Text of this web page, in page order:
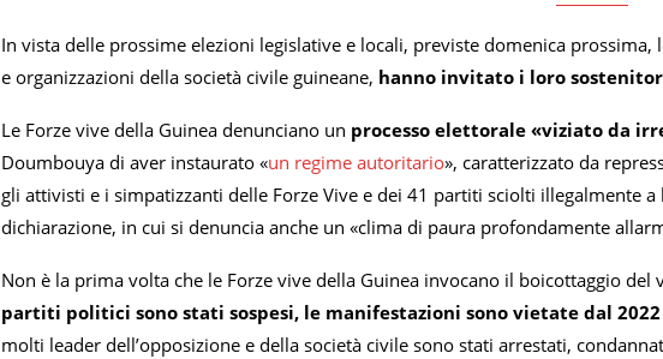
In vista delle prossime elezioni legislative e locali, previste domenica
e organizzazioni della società civile guineane, hanno invitato i loro
Le Forze vive della Guinea denunciano un processo elettorale «viziato da
Doumbouya di aver instaurato «un regime autoritario», caratterizzato da
gli attivisti e i simpatizzanti delle Forze Vive e dei 41 partiti sciolti illegalmente
dichiarazione, in cui si denuncia anche un «clima di paura profondamente
Non è la prima volta che le Forze vive della Guinea invocano il boicottaggio del
partiti politici sono stati sospesi, le manifestazioni sono vietate dal
molti leader dell’opposizione e della società civile sono stati arrestati,